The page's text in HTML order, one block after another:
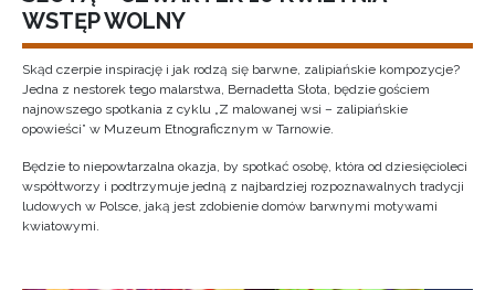
WSTĘP WOLNY
Skąd czerpie inspirację i jak rodzą się barwne, zalipiańskie kompozycje?
Jedna z nestorek tego malarstwa, Bernadetta Słota, będzie gościem
najnowszego spotkania z cyklu „Z malowanej wsi – zalipiańskie
opowieści” w Muzeum Etnograficznym w Tarnowie.
Będzie to niepowtarzalna okazja, by spotkać osobę, która od dziesięcioleci
współtworzy i podtrzymuje jedną z najbardziej rozpoznawalnych tradycji
ludowych w Polsce, jaką jest zdobienie domów barwnymi motywami
kwiatowymi.